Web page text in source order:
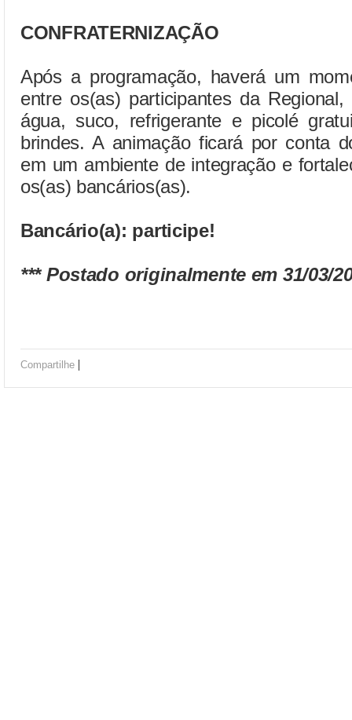
CONFRATERNIZAÇÃO
Após a programação, haverá um
entre os(as) participantes da
água, suco, refrigerante e picolé
brindes. A animação ficará por conta
em um ambiente de integração e
os(as) bancários(as).
Bancário(a): participe!
*** Postado originalmente em 31/03/
Compartilhe |